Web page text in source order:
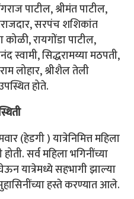
पाटील, श्रीमंत पाटील,
सरपंच शशिकांत
कोळी, रायगोंडा पाटील,
स्वामी, सिद्धरामय्या मठपती,
लोहार, श्रीशैल तेली
होते.
(हेडगी ) यात्रेनिमित्त महिला
सर्व महिला भगिनींच्या
यात्रेमध्ये सहभागी झाल्या
हस्ते करण्यात आले.